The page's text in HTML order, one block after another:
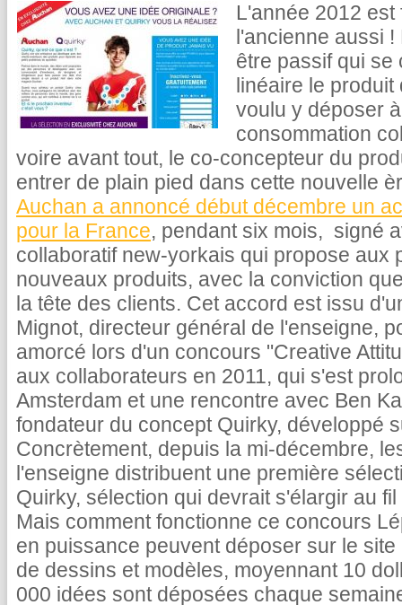
L'année 2012
l'ancienne aussi
être passif qui se
linéaire le
voulu y déposer
consommation
voire avant tout, le co-concepteur du
entrer de plain pied dans cette nouvelle
Auchan a annoncé début décembre un
pour la France, pendant six mois, signé
collaboratif new-yorkais qui propose aux
nouveaux produits, avec la conviction
la tête des clients. Cet accord est issu
Mignot, directeur général de l'enseigne,
amorcé lors d'un concours "Creative
aux collaborateurs en 2011, qui s'est
Amsterdam et une rencontre avec Ben
fondateur du concept Quirky, développé
Concrètement, depuis la mi-décembre,
l'enseigne distribuent une première
Quirky, sélection qui devrait s'élargir au
Mais comment fonctionne ce concours
en puissance peuvent déposer sur le
de dessins et modèles, moyennant 10
000 idées sont déposées chaque